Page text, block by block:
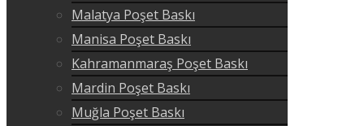
Malatya Poşet Baskı
Manisa Poşet Baskı
Kahramanmaraş Poşet Baskı
Mardin Poşet Baskı
Muğla Poşet Baskı